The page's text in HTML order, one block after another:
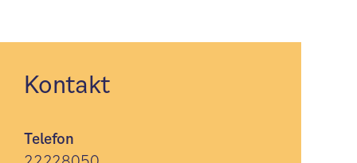
Kontakt
Telefon